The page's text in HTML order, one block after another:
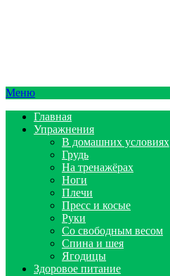
Меню
Главная
Упражнения
В домашних условиях
Грудь
На тренажёрах
Ноги
Плечи
Пресс и косые
Руки
Со свободным весом
Спина и шея
Ягодицы
Здоровое питание